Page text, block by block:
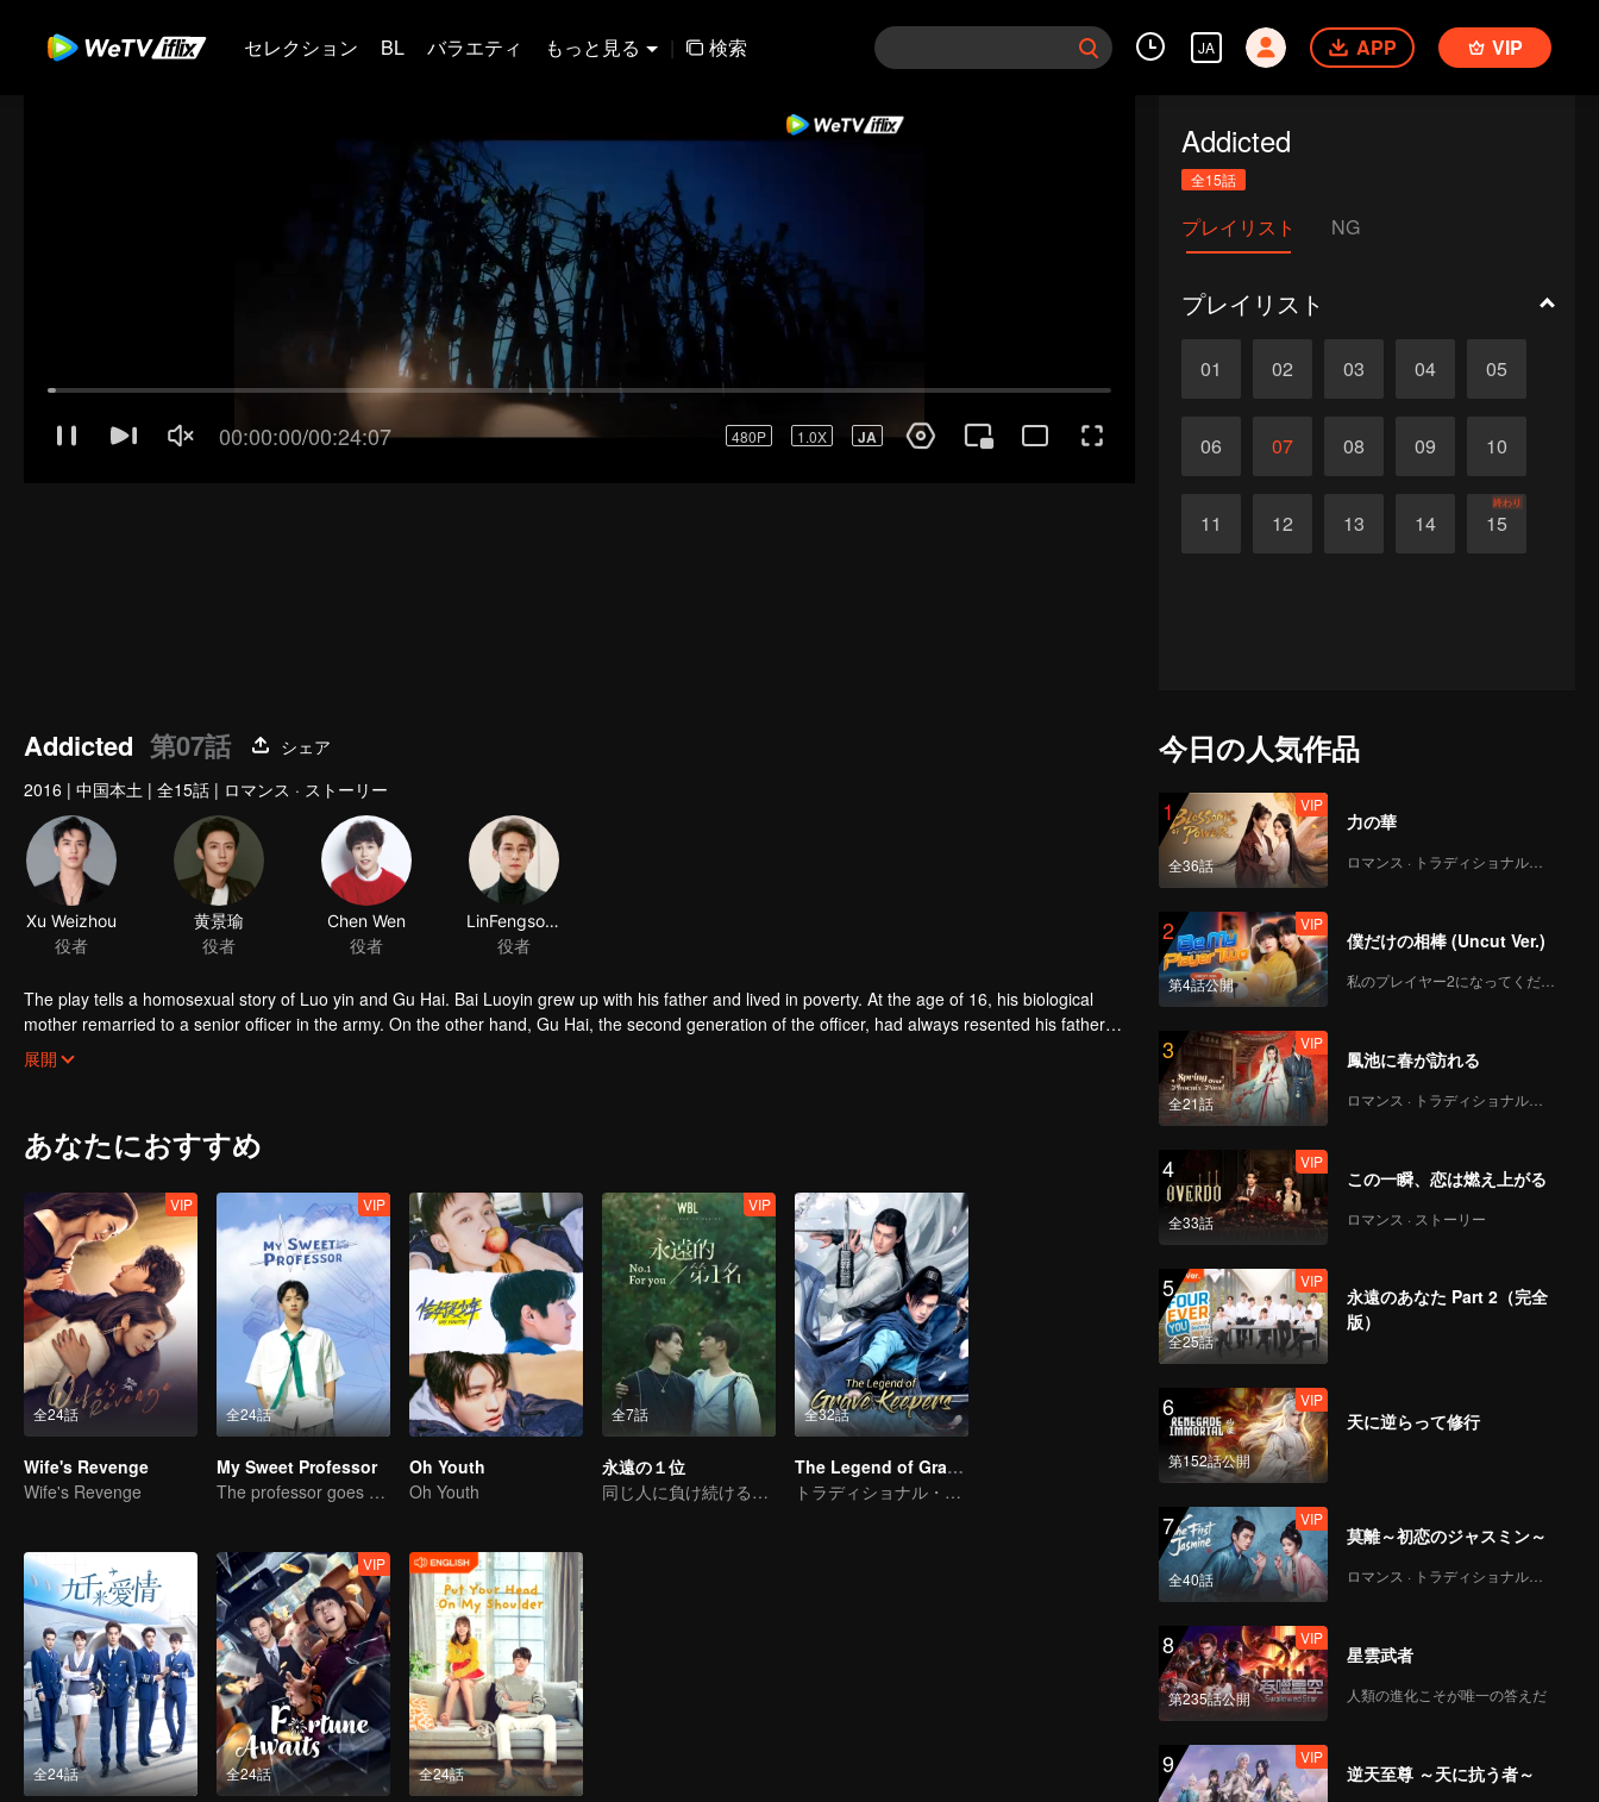
セレクション BL バラエティ もっと見る | 検索 JA APP VIP
Addicted
全15話
プレイリスト NG
プレイリスト
01 02 03 04 05
06 07 08 09 10
11 12 13 14 15
終わり
Addicted 第07話
シェア
2016 | 中国本土 | 全15話 | ロマンス · ストーリー
Xu Weizhou
役者
黄景瑜
役者
Chen Wen
役者
LinFengsong
役者
The play tells a homosexual story of Luo yin and Gu Hai. Bai Luoyin grew up with his father and lived in poverty. At the age of 16, his biological
mother remarried to a senior officer in the army. On the other hand, Gu Hai, the second generation of the officer, had always resented his father
because of his mother's death. Knowing that his father was about to remarry, he even contradicted all his father's arrangements and transferred to
an ordinary school. When the new semester began, the two brothers with conflicting feelings were assigned to the same class. They developed
展開
あなたにおすすめ
全24話
VIP
Wife's Revenge
Wife's Revenge
全24話
VIP
My Sweet Professor
The professor goes back to campus as a student.
Oh Youth
Oh Youth
全7話
VIP
永遠の１位
同じ人に負け続けるってどんな気持ちなのか？
全32話
The Legend of Grave Keepers
トラディショナル・コスチューム · ロマンス · ストーリー
全24話 全24話
VIP
全24話
今日の人気作品
1
全36話
VIP
力の華
ロマンス · トラディショナル・コスチューム
2
第4話公開
VIP
僕だけの相棒 (Uncut Ver.)
私のプレイヤー2になってください
3
全21話
VIP
鳳池に春が訪れる
ロマンス · トラディショナル・コスチューム
4
全33話
VIP
この一瞬、恋は燃え上がる
ロマンス · ストーリー
5
全25話
VIP
永遠のあなた Part 2（完全
版）
6
第152話公開
VIP
天に逆らって修行
7
全40話
VIP
莫離～初恋のジャスミン～
ロマンス · トラディショナル・コスチューム
8
第235話公開
VIP
星雲武者
人類の進化こそが唯一の答えだ
9 VIP
逆天至尊 ～天に抗う者～